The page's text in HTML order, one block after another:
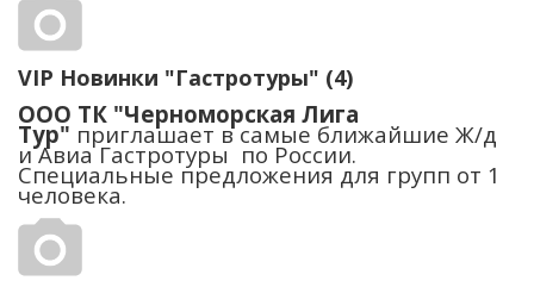
VIP Новинки "Гастротуры" (4)
ООО ТК "Черноморская Лига
Тур" приглашает в самые ближайшие Ж/д
и Авиа Гастротуры по России.
Специальные предложения для групп от 1
человека.